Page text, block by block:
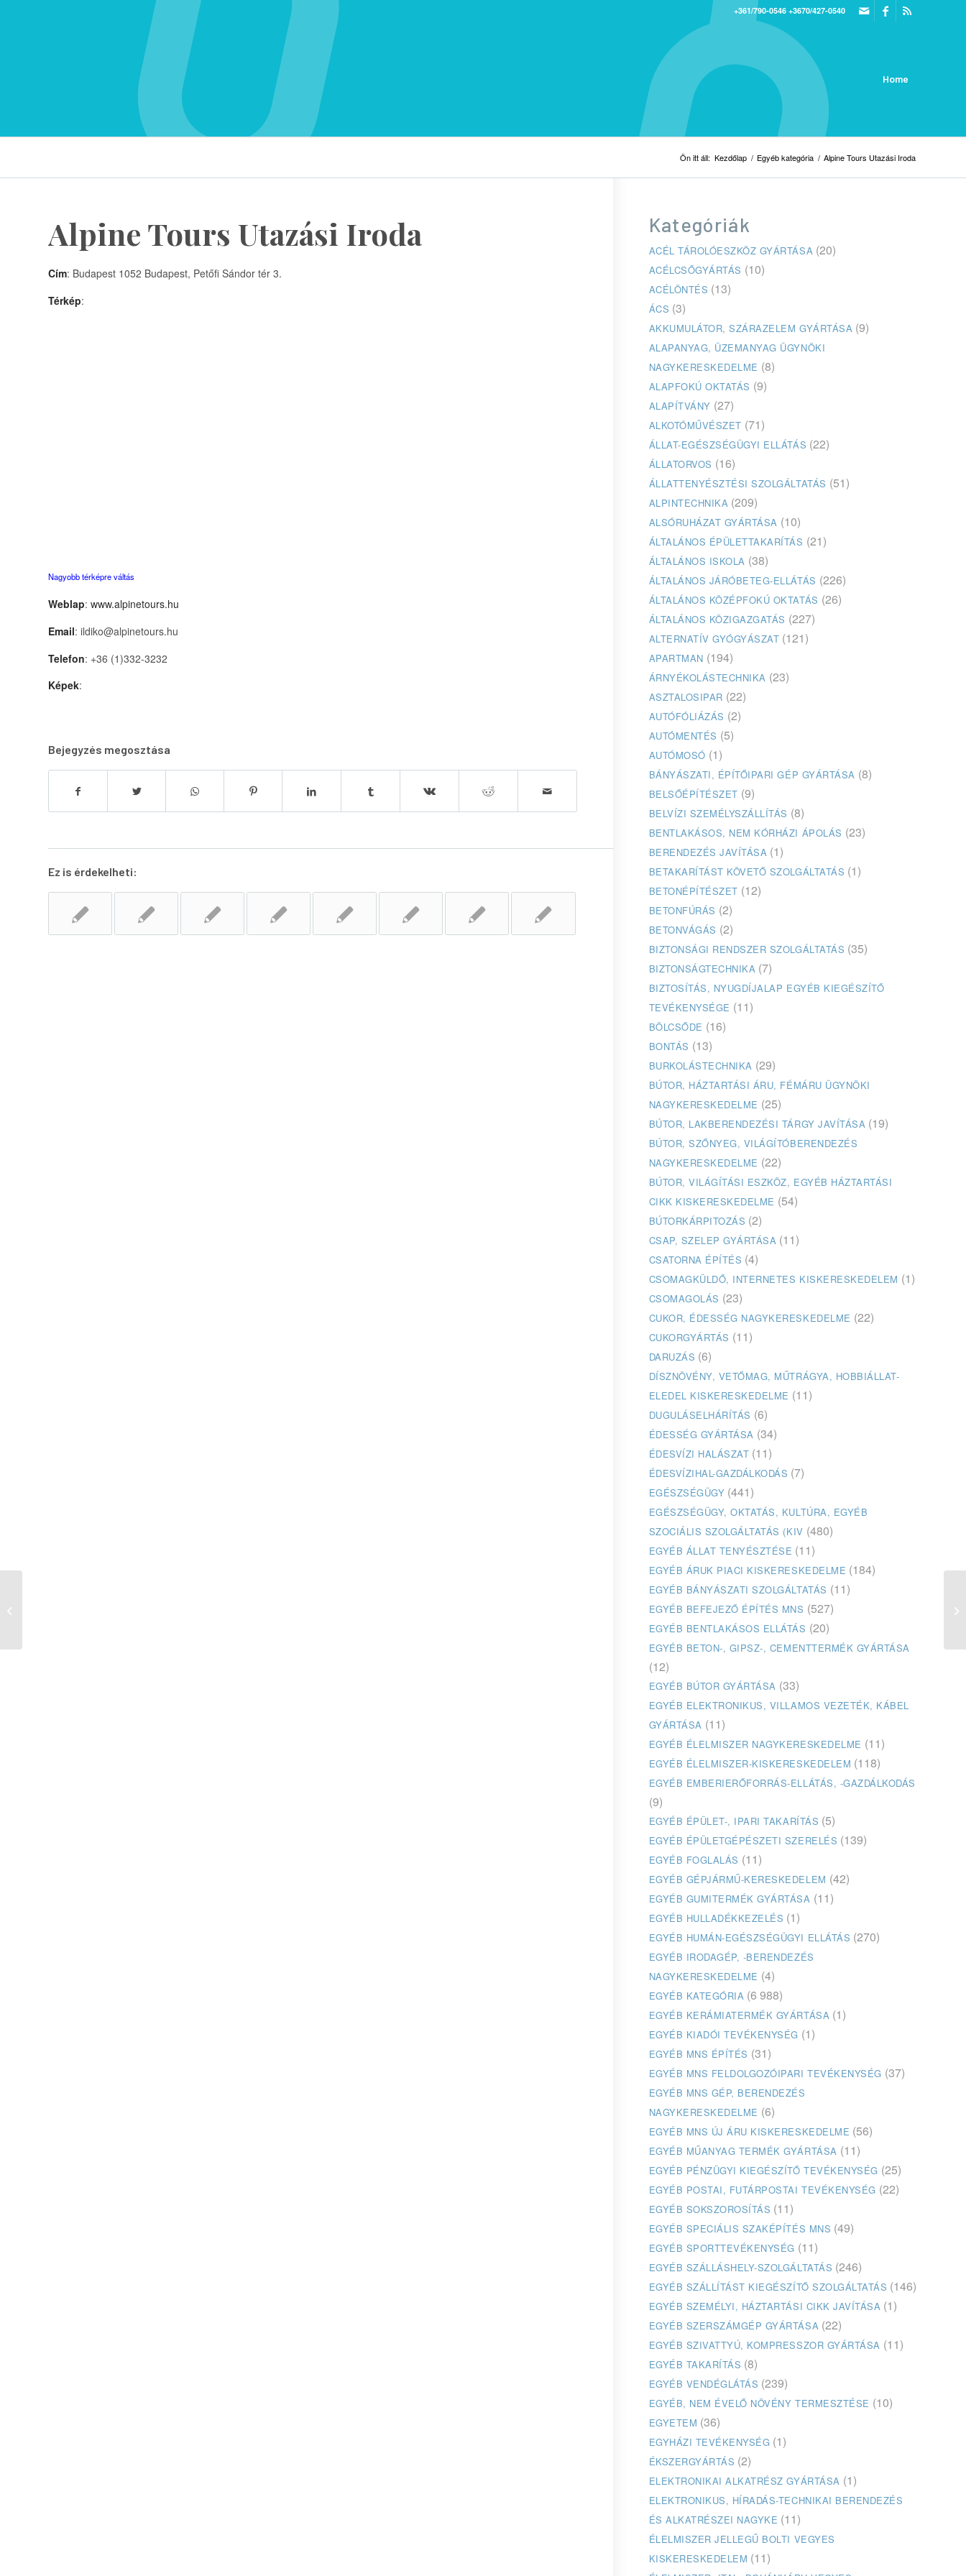
+361/790-0546 +3670/427-0540
Home
Ön itt áll: Kezdőlap / Egyéb kategória / Alpine Tours Utazási Iroda
Alpine Tours Utazási Iroda
Cím: Budapest 1052 Budapest, Petőfi Sándor tér 3.
Térkép:
Nagyobb térképre váltás
Weblap: www.alpinetours.hu
Email: ildiko@alpinetours.hu
Telefon: +36 (1)332-3232
Képek:
Bejegyzés megosztása
Ez is érdekelheti:
Kategóriák
ACÉL TÁROLÓESZKÖZ GYÁRTÁSA (20)
ACÉLCSŐGYÁRTÁS (10)
ACÉLÖNTÉS (13)
ÁCS (3)
AKKUMULÁTOR, SZÁRAZELEM GYÁRTÁSA (9)
ALAPANYAG, ÜZEMANYAG ÜGYNÖKI
NAGYKERESKEDELME (8)
ALAPFOKÚ OKTATÁS (9)
ALAPÍTVÁNY (27)
ALKOTÓMŰVÉSZET (71)
ÁLLAT-EGÉSZSÉGÜGYI ELLÁTÁS (22)
ÁLLATORVOS (16)
ÁLLATTENYÉSZTÉSI SZOLGÁLTATÁS (51)
ALPINTECHNIKA (209)
ALSÓRUHÁZAT GYÁRTÁSA (10)
ÁLTALÁNOS ÉPÜLETTAKARÍTÁS (21)
ÁLTALÁNOS ISKOLA (38)
ÁLTALÁNOS JÁRÓBETEG-ELLÁTÁS (226)
ÁLTALÁNOS KÖZÉPFOKÚ OKTATÁS (26)
ÁLTALÁNOS KÖZIGAZGATÁS (227)
ALTERNATÍV GYÓGYÁSZAT (121)
APARTMAN (194)
ÁRNYÉKOLÁSTECHNIKA (23)
ASZTALOSIPAR (22)
AUTÓFÓLIÁZÁS (2)
AUTÓMENTÉS (5)
AUTÓMOSÓ (1)
BÁNYÁSZATI, ÉPÍTŐIPARI GÉP GYÁRTÁSA (8)
BELSŐÉPÍTÉSZET (9)
BELVÍZI SZEMÉLYSZÁLLÍTÁS (8)
BENTLAKÁSOS, NEM KÓRHÁZI ÁPOLÁS (23)
BERENDEZÉS JAVÍTÁSA (1)
BETAKARÍTÁST KÖVETŐ SZOLGÁLTATÁS (1)
BETONÉPÍTÉSZET (12)
BETONFÚRÁS (2)
BETONVÁGÁS (2)
BIZTONSÁGI RENDSZER SZOLGÁLTATÁS (35)
BIZTONSÁGTECHNIKA (7)
BIZTOSÍTÁS, NYUGDÍJALAP EGYÉB KIEGÉSZÍTŐ
TEVÉKENYSÉGE (11)
BÖLCSŐDE (16)
BONTÁS (13)
BURKOLÁSTECHNIKA (29)
BÚTOR, HÁZTARTÁSI ÁRU, FÉMÁRU ÜGYNÖKI
NAGYKERESKEDELME (25)
BÚTOR, LAKBERENDEZÉSI TÁRGY JAVÍTÁSA (19)
BÚTOR, SZŐNYEG, VILÁGÍTÓBERENDEZÉS
NAGYKERESKEDELME (22)
BÚTOR, VILÁGÍTÁSI ESZKÖZ, EGYÉB HÁZTARTÁSI
CIKK KISKERESKEDELME (54)
BÚTORKÁRPITOZÁS (2)
CSAP, SZELEP GYÁRTÁSA (11)
CSATORNA ÉPÍTÉS (4)
CSOMAGKÜLDŐ, INTERNETES KISKERESKEDELEM (1)
CSOMAGOLÁS (23)
CUKOR, ÉDESSÉG NAGYKERESKEDELME (22)
CUKORGYÁRTÁS (11)
DARUZÁS (6)
DÍSZNÖVÉNY, VETŐMAG, MŰTRÁGYA, HOBBIÁLLAT-
ELEDEL KISKERESKEDELME (11)
DUGULÁSELHÁRÍTÁS (6)
ÉDESSÉG GYÁRTÁSA (34)
ÉDESVÍZI HALÁSZAT (11)
ÉDESVÍZIHAL-GAZDÁLKODÁS (7)
EGÉSZSÉGÜGY (441)
EGÉSZSÉGÜGY, OKTATÁS, KULTÚRA, EGYÉB
SZOCIÁLIS SZOLGÁLTATÁS (KIV (480)
EGYÉB ÁLLAT TENYÉSZTÉSE (11)
EGYÉB ÁRUK PIACI KISKERESKEDELME (184)
EGYÉB BÁNYÁSZATI SZOLGÁLTATÁS (11)
EGYÉB BEFEJEZŐ ÉPÍTÉS MNS (527)
EGYÉB BENTLAKÁSOS ELLÁTÁS (20)
EGYÉB BETON-, GIPSZ-, CEMENTTERMÉK GYÁRTÁSA
(12)
EGYÉB BÚTOR GYÁRTÁSA (33)
EGYÉB ELEKTRONIKUS, VILLAMOS VEZETÉK, KÁBEL
GYÁRTÁSA (11)
EGYÉB ÉLELMISZER NAGYKERESKEDELME (11)
EGYÉB ÉLELMISZER-KISKERESKEDELEM (118)
EGYÉB EMBERIERŐFORRÁS-ELLÁTÁS, -GAZDÁLKODÁS
(9)
EGYÉB ÉPÜLET-, IPARI TAKARÍTÁS (5)
EGYÉB ÉPÜLETGÉPÉSZETI SZERELÉS (139)
EGYÉB FOGLALÁS (11)
EGYÉB GÉPJÁRMŰ-KERESKEDELEM (42)
EGYÉB GUMITERMÉK GYÁRTÁSA (11)
EGYÉB HULLADÉKKEZELÉS (1)
EGYÉB HUMÁN-EGÉSZSÉGÜGYI ELLÁTÁS (270)
EGYÉB IRODAGÉP, -BERENDEZÉS
NAGYKERESKEDELME (4)
EGYÉB KATEGÓRIA (6 988)
EGYÉB KERÁMIATERMÉK GYÁRTÁSA (1)
EGYÉB KIADÓI TEVÉKENYSÉG (1)
EGYÉB MNS ÉPÍTÉS (31)
EGYÉB MNS FELDOLGOZÓIPARI TEVÉKENYSÉG (37)
EGYÉB MNS GÉP, BERENDEZÉS
NAGYKERESKEDELME (6)
EGYÉB MNS ÚJ ÁRU KISKERESKEDELME (56)
EGYÉB MŰANYAG TERMÉK GYÁRTÁSA (11)
EGYÉB PÉNZÜGYI KIEGÉSZÍTŐ TEVÉKENYSÉG (25)
EGYÉB POSTAI, FUTÁRPOSTAI TEVÉKENYSÉG (22)
EGYÉB SOKSZOROSÍTÁS (11)
EGYÉB SPECIÁLIS SZAKÉPÍTÉS MNS (49)
EGYÉB SPORTTEVÉKENYSÉG (11)
EGYÉB SZÁLLÁSHELY-SZOLGÁLTATÁS (246)
EGYÉB SZÁLLÍTÁST KIEGÉSZÍTŐ SZOLGÁLTATÁS (146)
EGYÉB SZEMÉLYI, HÁZTARTÁSI CIKK JAVÍTÁSA (1)
EGYÉB SZERSZÁMGÉP GYÁRTÁSA (22)
EGYÉB SZIVATTYÚ, KOMPRESSZOR GYÁRTÁSA (11)
EGYÉB TAKARÍTÁS (8)
EGYÉB VENDÉGLÁTÁS (239)
EGYÉB, NEM ÉVELŐ NÖVÉNY TERMESZTÉSE (10)
EGYETEM (36)
EGYHÁZI TEVÉKENYSÉG (1)
ÉKSZERGYÁRTÁS (2)
ELEKTRONIKAI ALKATRÉSZ GYÁRTÁSA (1)
ELEKTRONIKUS, HÍRADÁS-TECHNIKAI BERENDEZÉS
ÉS ALKATRÉSZEI NAGYKE (11)
ÉLELMISZER JELLEGŰ BOLTI VEGYES
KISKERESKEDELEM (11)